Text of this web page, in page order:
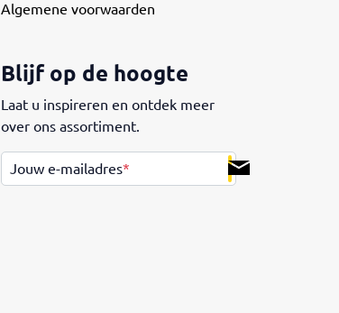
Algemene voorwaarden
Blijf op de hoogte
Laat u inspireren en ontdek meer
over ons assortiment.
Jouw e-mailadres* .